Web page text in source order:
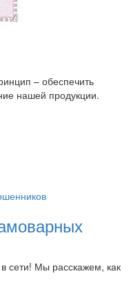
– обеспечить
нашей продукции.
сети! Мы расскажем, как